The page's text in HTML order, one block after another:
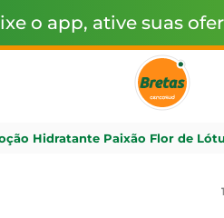
o app, ative suas
Hidratante Paixão Flor de